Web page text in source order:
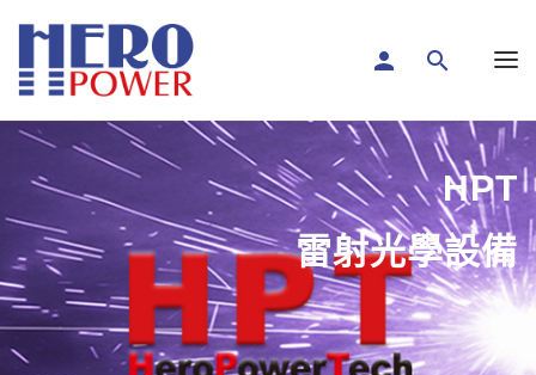
person search
HPT
雷射光學設備